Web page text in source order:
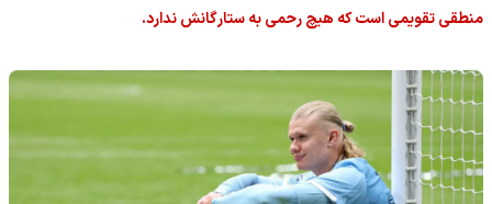
منطقی تقویمی است که هیچ رحمی به ستارگانش ندارد.